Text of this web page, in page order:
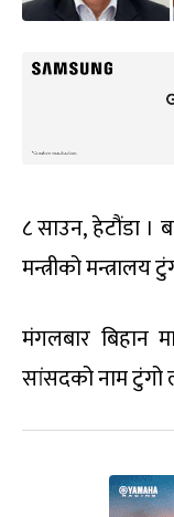
८ साउन, हेटौंडा ।
मन्त्रीको मन्त्रालय
मंगलबार बिहान
सांसदको नाम टुंगो